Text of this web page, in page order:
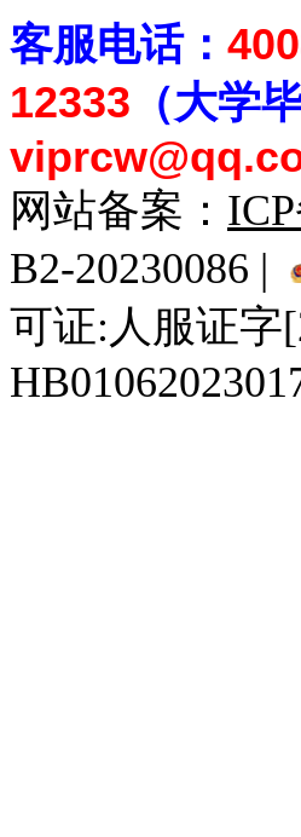
客服电话：
12333 （大学
网站备案：
B2-20230086 |
可证:人服证字